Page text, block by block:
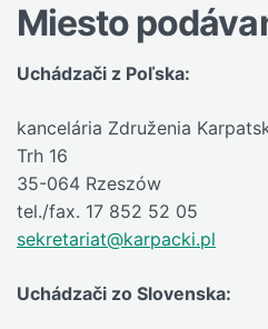
Miesto
Uchádzači z Poľska:
kancelária Združenia
Trh 16
35-064 Rzeszów
tel./fax. 17 852 52 05
sekretariat@karpacki.pl
Uchádzači zo Slovenska: